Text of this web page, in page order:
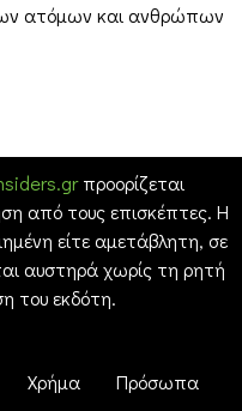
ατόμων και ανθρώπων
προορίζεται
από τους επισκέπτες. Η
είτε αμετάβλητη, σε
αυστηρά χωρίς τη ρητή
του εκδότη.
Χρήμα Πρόσωπα